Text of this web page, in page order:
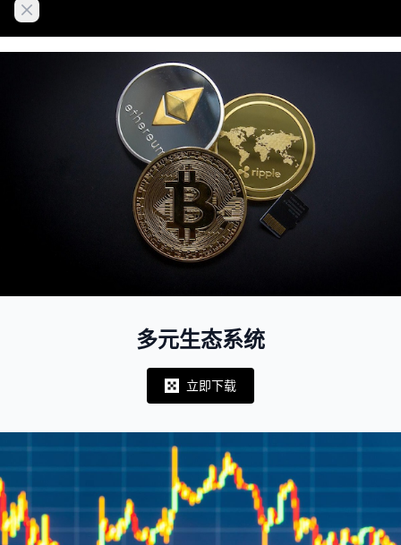
Close banner
多元生态系统
Notifications
立即下载